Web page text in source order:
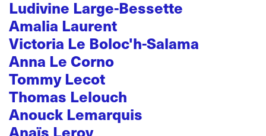
Ludivine Large-Bessette
Amalia Laurent
Victoria Le Boloc'h-Salama
Anna Le Corno
Tommy Lecot
Thomas Lelouch
Anouck Lemarquis
Anaïs Leroy